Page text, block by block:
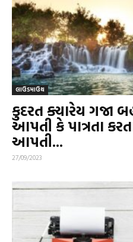
લાઉડમાઉથ
કુદરત ક્યારેય ગજા
આપતી કે પાત્રતા
આપતી...
27/09/2023